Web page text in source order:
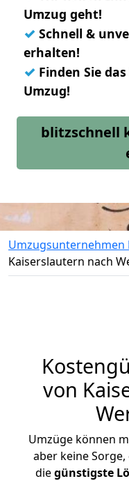
Umzug geht!
✓ Schnell &
erhalten!
✓ Finden Sie
Umzug!
blitzschnell
Umzugsunternehmen
Kaiserslautern nach
von
Umzüge können
aber keine
diegünstigste